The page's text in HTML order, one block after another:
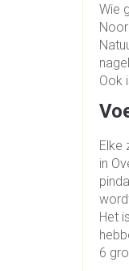
Wie
Ook
Elke
in
Het
6